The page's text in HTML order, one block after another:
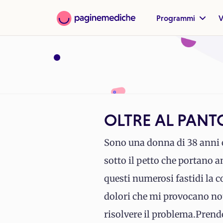
Programmi
OLTRE AL
Sono una donna di 38
sotto il petto che portano
questi numerosi fastidi la
dolori che mi provocano
risolvere il